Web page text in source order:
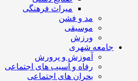
تهران
میراث فرهنگی
مد و فشن
موسیقی
ورزش
جامعه شهری
آموزش و پرورش
رفاه و آسیب های اجتماعی
بحران های اجتماعی